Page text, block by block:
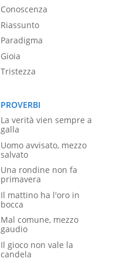
Conoscenza
Riassunto
Paradigma
Gioia
Tristezza
PROVERBI
La verità vien sempre a
galla
Uomo avvisato, mezzo
salvato
Una rondine non fa
primavera
Il mattino ha l'oro in
bocca
Mal comune, mezzo
gaudio
Il gioco non vale la
candela